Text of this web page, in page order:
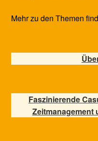
Mehr zu den Themen
Faszinierende
Zeitmanagement